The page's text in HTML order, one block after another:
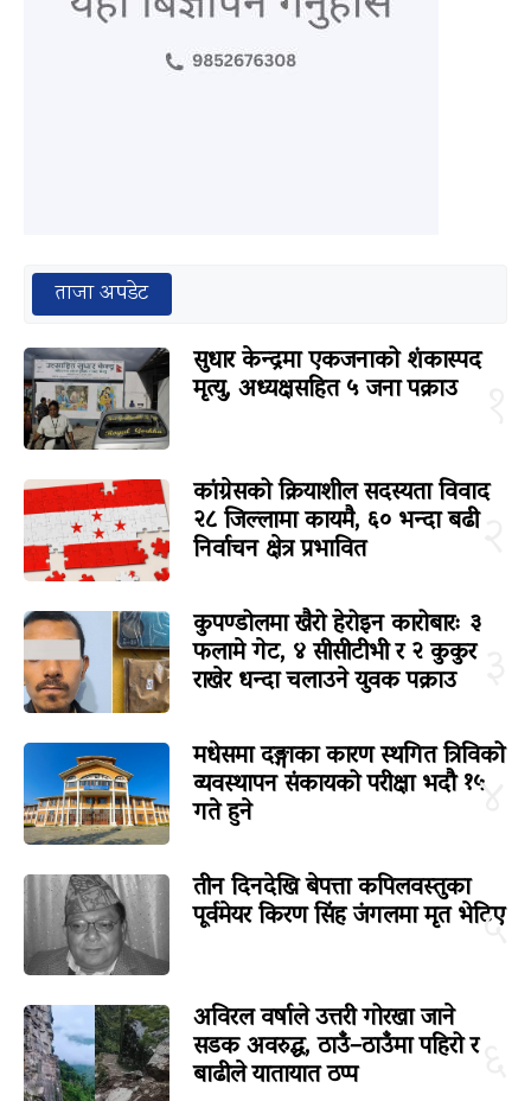
ताजा अपडेट
सुधार केन्द्रमा एकजनाको शंकास्पद
मृत्यु, अध्यक्षसहित ५ जना पक्राउ
कांग्रेसको क्रियाशील सदस्यता विवाद
२८ जिल्लामा कायमै, ६० भन्दा बढी
निर्वाचन क्षेत्र प्रभावित
कुपण्डोलमा खैरो हेरोइन कारोबारः ३
फलामे गेट, ४ सीसीटीभी र २ कुकुर
राखेर धन्दा चलाउने युवक पक्राउ
४
मधेसमा दङ्गाका कारण स्थगित त्रिविको
व्यवस्थापन संकायको परीक्षा भदौ १५
गते हुने
५
तीन दिनदेखि बेपत्ता कपिलवस्तुका
पूर्वमेयर किरण सिंह जंगलमा मृत भेटिए
अविरल वर्षाले उत्तरी गोरखा जाने
सडक अवरुद्ध, ठाउँ–ठाउँमा पहिरो र
बाढीले यातायात ठप्प